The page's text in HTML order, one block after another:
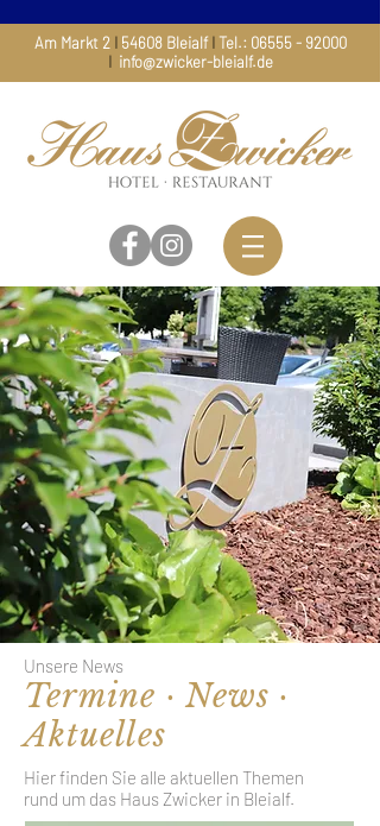
Am Markt 2 I54608 BleialfI Tel.: 06555 - 92000
I info@zwicker-bleialf.de
Unsere News
Termine · News ·
Aktuelles
Hier finden Sie alle aktuellen Themen
rund um das Haus Zwicker in Bleialf.